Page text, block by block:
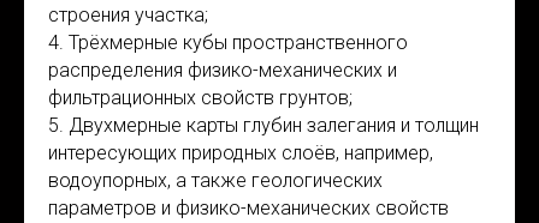
строения участка;
4. Трёхмерные кубы пространственного
распределения физико-механических и
фильтрационных свойств грунтов;
5. Двухмерные карты глубин залегания и толщин
интересующих природных слоёв, например,
водоупорных, а также геологических
параметров и физико-механических свойств